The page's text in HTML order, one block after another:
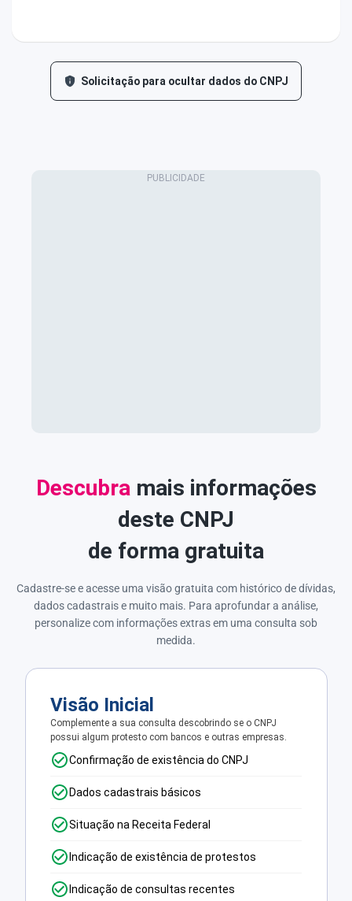
Solicitação para ocultar dados do CNPJ
Descubramais informações
deste CNPJ
de forma gratuita
Cadastre-se e acesse uma visão gratuita com histórico de dívidas,
dados cadastrais e muito mais. Para aprofundar a análise,
personalize com informações extras em uma consulta sob
medida.
Visão Inicial
Complemente a sua consulta descobrindo se o CNPJ
possui algum protesto com bancos e outras empresas.
Confirmação de existência do CNPJ
Dados cadastrais básicos
Situação na Receita Federal
Indicação de existência de protestos
Indicação de consultas recentes